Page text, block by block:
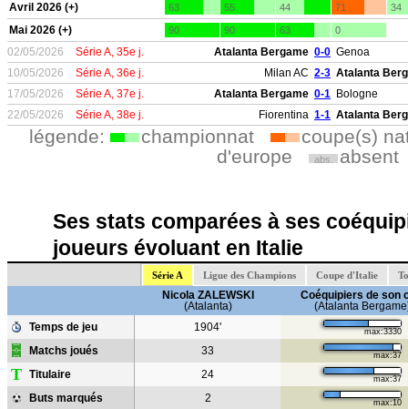
Avril 2026 (+) 63 55 44 71 34
Mai 2026 (+) 90 90 63 0
02/05/2026 Série A, 35e j. Atalanta Bergame 0-0 Genoa
10/05/2026
Série A, 36e j. Milan AC 2-3 Atalanta
17/05/2026
Série A, 37e j. Atalanta Bergame 0-1 Bologne
22/05/2026
Série A, 38e j. Fiorentina 1-1 Atalanta
légende: championnat
coupe(s)
d'europe
abs. absent
Ses stats comparées à ses
joueurs évoluant en Italie
Série A Ligue des Champions Coupe d'Italie
Nicola ZALEWSKI
(Atalanta)
Coéquipiers de son
(Atalanta
Temps de jeu
1904' max:3330
Matchs joués 33 max:37
T Titulaire 24 max:37
Buts marqués 2 max:10